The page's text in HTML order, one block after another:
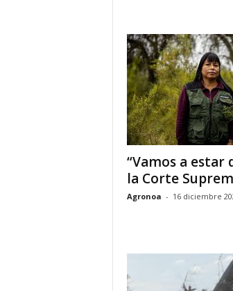
“Vamos a estar
la Corte
Agronoa - 16 diciembre